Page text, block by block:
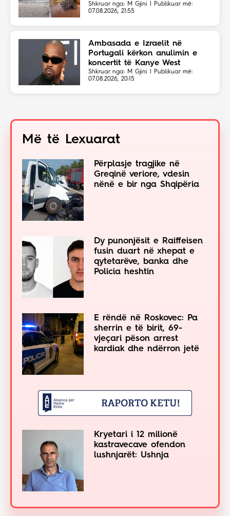
Shkruar nga: M Gjini | Publikuar më:
07.08.2026, 21:55
Ambasada e Izraelit në
Portugali kërkon anulimin e
koncertit të Kanye West
Shkruar nga: M Gjini | Publikuar më:
07.08.2026, 20:15
Më të Lexuarat
Përplasje tragjike në
Greqinë veriore, vdesin
nënë e bir nga Shqipëria
Dy punonjësit e Raiffeisen
fusin duart në xhepat e
qytetarëve, banka dhe
Policia heshtin
E rëndë në Roskovec: Pa
sherrin e të birit, 69-
vjeçari pëson arrest
kardiak dhe ndërron jetë
Kryetari i 12 milionë
kastravecave ofendon
lushnjarët: Ushnja